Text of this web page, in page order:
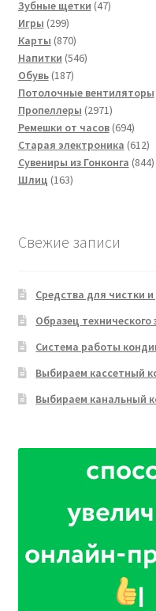
Зубные щетки 4747
Игры 299299
товаров
Карты 870870
товаров
Напитки 546546
Обувь 187187
товаров
Потолочные вентиляторы
Пропеллеры 29712971
товар
Ремешки от часов 694694
Старая электроника 612612
Сувениры из Гонконга 844
Шлиц 163163
Свежие записи
Средства для чистки
Образец
Система работы
Выбираем кассетный
Выбираем канальный